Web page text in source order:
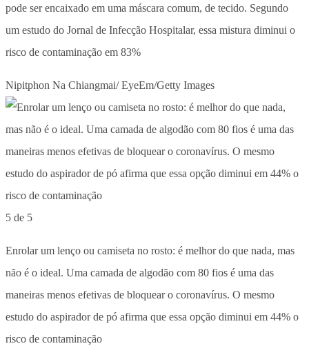
pode ser encaixado em uma máscara comum, de tecido. Segundo
um estudo do Jornal de Infecção Hospitalar, essa mistura diminui o
risco de contaminação em 83%
Nipitphon Na Chiangmai/ EyeEm/Getty Images
5 de 5
Enrolar um lenço ou camiseta no rosto: é melhor do que nada, mas
não é o ideal. Uma camada de algodão com 80 fios é uma das
maneiras menos efetivas de bloquear o coronavírus. O mesmo
estudo do aspirador de pó afirma que essa opção diminui em 44% o
risco de contaminação